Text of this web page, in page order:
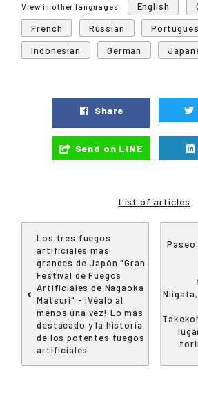
View in other languages English
French
Russian
Indonesian
German
Share
Send on LINE
List of articles
Los tres fuegos
artificiales más
grandes de Japón "Gran
Festival de Fuegos
Artificiales de Nagaoka
Matsuri" - ¡Véalo al
menos una vez! Lo más
destacado y la historia
de los potentes fuegos
artificiales
Paseo